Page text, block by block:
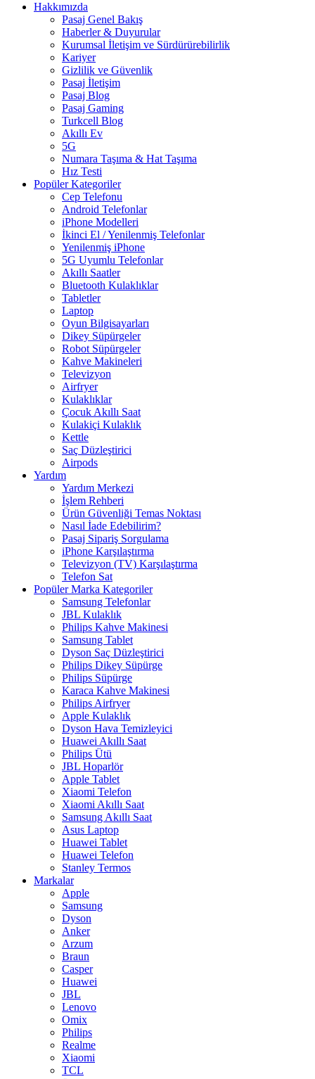
Hakkımızda
Pasaj Genel Bakış
Haberler & Duyurular
Kurumsal İletişim ve Sürdürürebilirlik
Kariyer
Gizlilik ve Güvenlik
Pasaj İletişim
Pasaj Blog
Pasaj Gaming
Turkcell Blog
Akıllı Ev
5G
Numara Taşıma & Hat Taşıma
Hız Testi
Popüler Kategoriler
Cep Telefonu
Android Telefonlar
iPhone Modelleri
İkinci El / Yenilenmiş Telefonlar
Yenilenmiş iPhone
5G Uyumlu Telefonlar
Akıllı Saatler
Bluetooth Kulaklıklar
Tabletler
Laptop
Oyun Bilgisayarları
Dikey Süpürgeler
Robot Süpürgeler
Kahve Makineleri
Televizyon
Airfryer
Kulaklıklar
Çocuk Akıllı Saat
Kulakiçi Kulaklık
Kettle
Saç Düzleştirici
Airpods
Yardım
Yardım Merkezi
İşlem Rehberi
Ürün Güvenliği Temas Noktası
Nasıl İade Edebilirim?
Pasaj Sipariş Sorgulama
iPhone Karşılaştırma
Televizyon (TV) Karşılaştırma
Telefon Sat
Popüler Marka Kategoriler
Samsung Telefonlar
JBL Kulaklık
Philips Kahve Makinesi
Samsung Tablet
Dyson Saç Düzleştirici
Philips Dikey Süpürge
Philips Süpürge
Karaca Kahve Makinesi
Philips Airfryer
Apple Kulaklık
Dyson Hava Temizleyici
Huawei Akıllı Saat
Philips Ütü
JBL Hoparlör
Apple Tablet
Xiaomi Telefon
Xiaomi Akıllı Saat
Samsung Akıllı Saat
Asus Laptop
Huawei Tablet
Huawei Telefon
Stanley Termos
Markalar
Apple
Samsung
Dyson
Anker
Arzum
Braun
Casper
Huawei
JBL
Lenovo
Omix
Philips
Realme
Xiaomi
TCL